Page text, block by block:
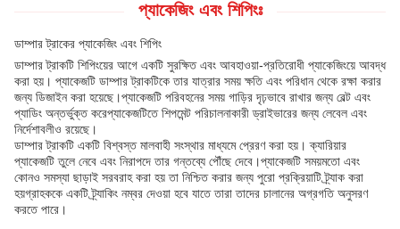
প্যাকেজিং এবং শিপিংঃ
ডাম্পার ট্রাকের প্যাকেজিং এবং শিপিং
ডাম্পার ট্রাকটি শিপিংয়ের আগে একটি সুরক্ষিত এবং আবহাওয়া-প্রতিরোধী প্যাকেজিংয়ে আবদ্ধ
করা হয়। প্যাকেজটি ডাম্পার ট্রাকটিকে তার যাত্রার সময় ক্ষতি এবং পরিধান থেকে রক্ষা করার
জন্য ডিজাইন করা হয়েছে।প্যাকেজটি পরিবহনের সময় গাড়ির দৃঢ়ভাবে রাখার জন্য বেল্ট এবং
প্যাডিং অন্তর্ভুক্ত করেপ্যাকেজটিতে শিপমেন্ট পরিচালনাকারী ড্রাইভারের জন্য লেবেল এবং
নির্দেশাবলীও রয়েছে।
ডাম্পার ট্রাকটি একটি বিশ্বস্ত মালবাহী সংস্থার মাধ্যমে প্রেরণ করা হয়। ক্যারিয়ার
প্যাকেজটি তুলে নেবে এবং নিরাপদে তার গন্তব্যে পৌঁছে দেবে।প্যাকেজটি সময়মতো এবং
কোনও সমস্যা ছাড়াই সরবরাহ করা হয় তা নিশ্চিত করার জন্য পুরো প্রক্রিয়াটি ট্র্যাক করা
হয়গ্রাহককে একটি ট্র্যাকিং নম্বর দেওয়া হবে যাতে তারা তাদের চালানের অগ্রগতি অনুসরণ
করতে পারে।